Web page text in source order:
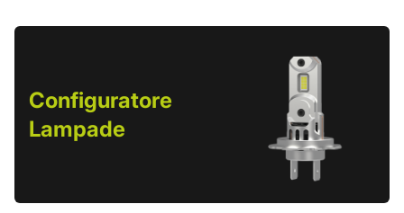
Configuratore
Lampade